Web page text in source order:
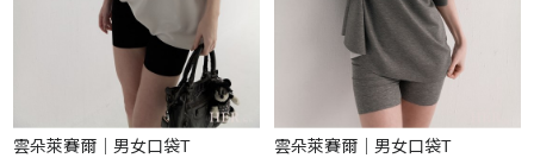
雲朵萊賽爾｜男女口袋T 雲朵萊賽爾｜男女口袋T